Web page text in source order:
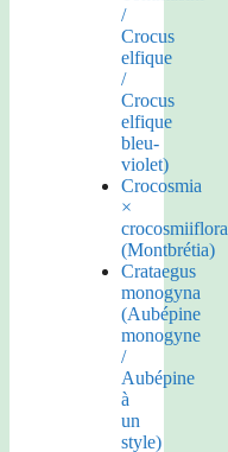
/
Crocus
elfique
/
Crocus
elfique
bleu-
violet)
Crocosmia
×
crocosmiiflora
(Montbrétia)
Crataegus
monogyna
(Aubépine
monogyne
/
Aubépine
à
un
style)